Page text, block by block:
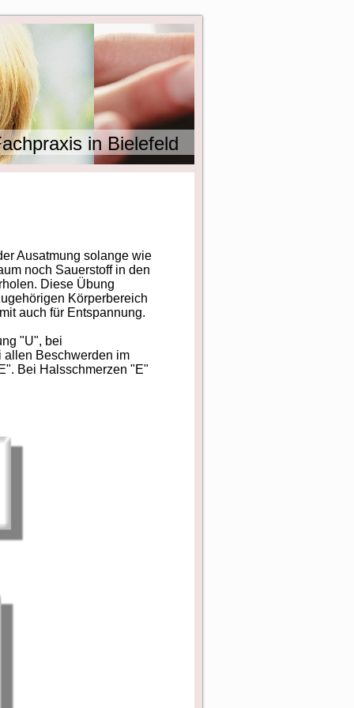
in Bielefeld
Ausatmung solange wie
noch Sauerstoff in den
Diese Übung
Körperbereich
auch für Entspannung.
"U", bei
allen Beschwerden im
Bei Halsschmerzen "E"